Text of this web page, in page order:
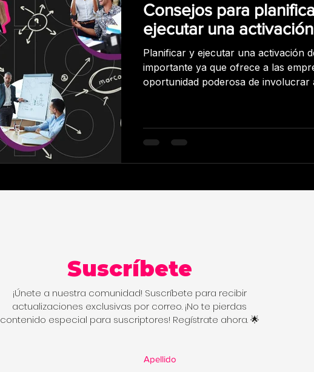
Consejos para
ejecutar una
Planificar y ejecutar una activación
importante ya que ofrece a las
oportunidad poderosa de involucrar
de la competencia. Aquí hay
ayudarán a planificar y ejecutar una
Suscríbete
¡Únete a nuestra comunidad! Suscríbete para recibir
actualizaciones exclusivas por correo. ¡No te pierdas
contenido especial para suscriptores! Regístrate ahora. 🌟
Apellido